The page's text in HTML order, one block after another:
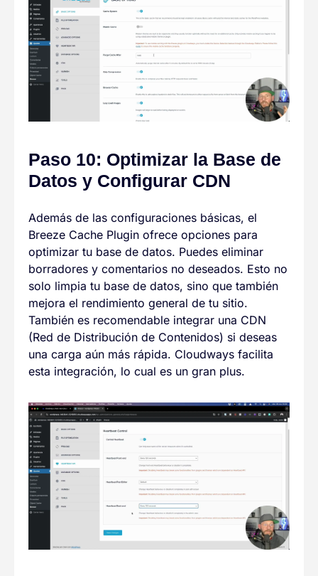
Paso 10: Optimizar la Base de
Datos y Configurar CDN
Además de las configuraciones básicas, el
Breeze Cache Plugin ofrece opciones para
optimizar tu base de datos. Puedes eliminar
borradores y comentarios no deseados. Esto no
solo limpia tu base de datos, sino que también
mejora el rendimiento general de tu sitio.
También es recomendable integrar una CDN
(Red de Distribución de Contenidos) si deseas
una carga aún más rápida. Cloudways facilita
esta integración, lo cual es un gran plus.